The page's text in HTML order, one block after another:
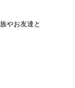
やお友達と